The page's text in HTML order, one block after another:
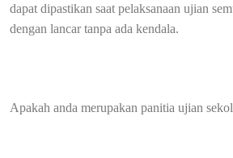
dapat dipastikan saat pelaksanaan ujian
dengan lancar tanpa ada kendala.
Apakah anda merupakan panitia ujian